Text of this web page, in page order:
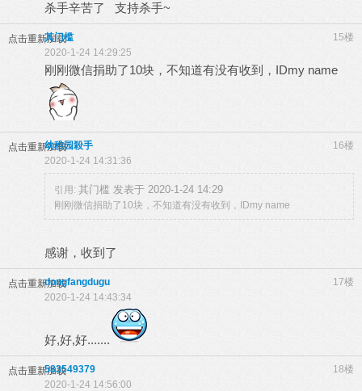
杀手辛苦了 支持杀手~
点击重新加载 15楼
其门槛
2020-1-24 14:29:25
刚刚微信捐助了10块，不知道有没有收到，IDmy name
点击重新加载 16楼
幼稚园殺手
2020-1-24 14:31:36
引用: 其门槛 发表于 2020-1-24 14:29
刚刚微信捐助了10块，不知道有没有收到，IDmy name
感谢，收到了
点击重新加载 17楼
dongfangdugu
2020-1-24 14:43:34
好,好,好.......
点击重新加载 18楼
583549379
2020-1-24 14:56:00